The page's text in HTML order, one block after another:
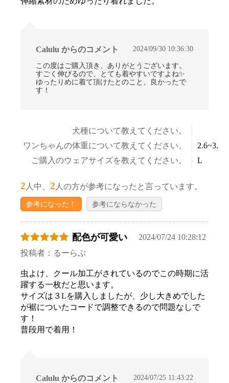
Calulu からのコメント 2024/09/30 10:36:30
この度はご購入頂き、ありがとうございます。
すごく伸びるので、とても着やすいですよね✨
ゆったりめに着て頂けたとのこと、良かったで
す！
犬種について教えてください。
ワンちゃんの体重について教えてください。
ご購入のウェアサイズを教えてください。
L
2 人中、 2 人の方が参考になったと言っています。
参考になった！ 参考にならなかった
配色が可愛い
2024/07/24 10:28:12
投稿者：るーらぶ
虫よけ、クール加工がされているのでこの時期に活
躍する一枚だと思います。
サイズは３Lを購入しましたが、少し大きめでした
が裾についたコードで調整できるので問題なしで
す！
普段用で着用！
Calulu からのコメント 2024/07/25 11:43:22